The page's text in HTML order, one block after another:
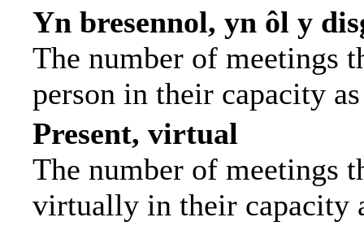
Yn bresennol, yn ôl y
The number of meetings
person in their capacity
Present, virtual
The number of meetings
virtually in their capacity